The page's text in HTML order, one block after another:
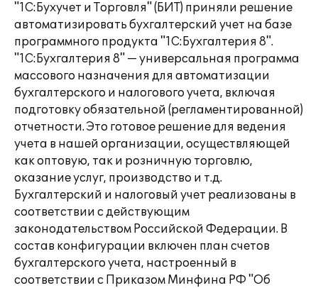
"1С:Бухучет и Торговля" (БИТ) приняли решение
автоматизировать бухгалтерский учет на базе
программного продукта "1С:Бухгалтерия 8".
"1С:Бухгалтерия 8" — универсальная программа
массового назначения для автоматизации
бухгалтерского и налогового учета, включая
подготовку обязательной (регламентированной)
отчетности. Это готовое решение для ведения
учета в нашей организации, осуществляющей
как оптовую, так и розничную торговлю,
оказание услуг, производство и т.д.
Бухгалтерский и налоговый учет реализованы в
соответствии с действующим
законодательством Российской Федерации. В
состав конфигурации включен план счетов
бухгалтерского учета, настроенный в
соответствии с Приказом Минфина РФ "Об